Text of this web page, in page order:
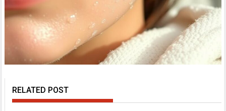
RELATED POST